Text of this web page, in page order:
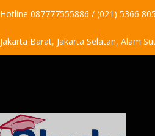
Hotline 087777555886 / (021) 5366
Jakarta Barat, Jakarta Selatan, Alam